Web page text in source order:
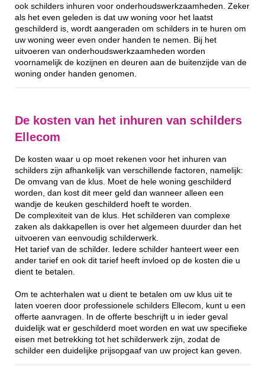
ook schilders inhuren voor onderhoudswerkzaamheden. Zeker
als het even geleden is dat uw woning voor het laatst
geschilderd is, wordt aangeraden om schilders in te huren om
uw woning weer even onder handen te nemen. Bij het
uitvoeren van onderhoudswerkzaamheden worden
voornamelijk de kozijnen en deuren aan de buitenzijde van de
woning onder handen genomen.
De kosten van het inhuren van schilders
Ellecom
De kosten waar u op moet rekenen voor het inhuren van
schilders zijn afhankelijk van verschillende factoren, namelijk:
De omvang van de klus. Moet de hele woning geschilderd
worden, dan kost dit meer geld dan wanneer alleen een
wandje de keuken geschilderd hoeft te worden.
De complexiteit van de klus. Het schilderen van complexe
zaken als dakkapellen is over het algemeen duurder dan het
uitvoeren van eenvoudig schilderwerk.
Het tarief van de schilder. Iedere schilder hanteert weer een
ander tarief en ook dit tarief heeft invloed op de kosten die u
dient te betalen.
Om te achterhalen wat u dient te betalen om uw klus uit te
laten voeren door professionele schilders Ellecom, kunt u een
offerte aanvragen. In de offerte beschrijft u in ieder geval
duidelijk wat er geschilderd moet worden en wat uw specifieke
eisen met betrekking tot het schilderwerk zijn, zodat de
schilder een duidelijke prijsopgaaf van uw project kan geven.